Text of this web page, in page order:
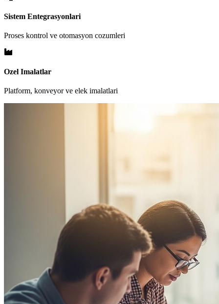
Sistem Entegrasyonlari
Proses kontrol ve otomasyon cozumleri
Ozel Imalatlar
Platform, konveyor ve elek imalatlari